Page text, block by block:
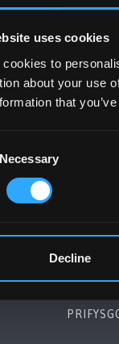
uses cookies
cookies to
about your use
that
Necessary
Decline